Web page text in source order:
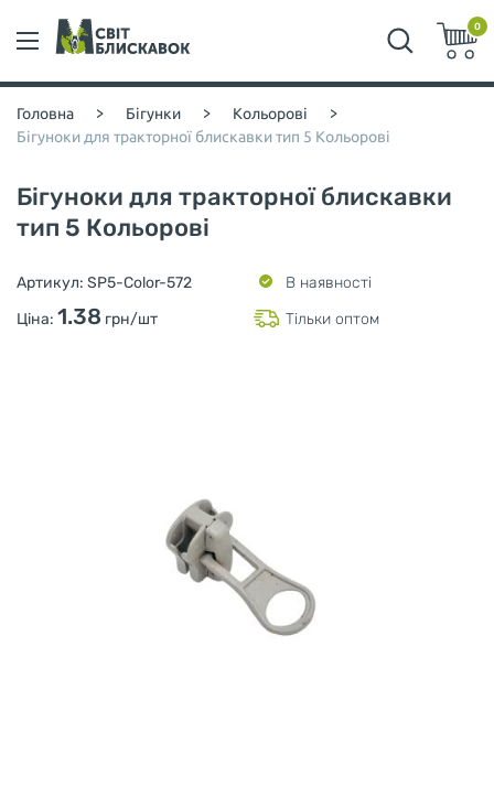
0
Головна > Бігунки > Кольорові >
Бігуноки для тракторної блискавки тип 5 Кольорові
Бігуноки для тракторної блискавки
тип 5 Кольорові
Артикул: SP5-Color-572
В наявності
Ціна: 1.38 грн/шт Тільки оптом